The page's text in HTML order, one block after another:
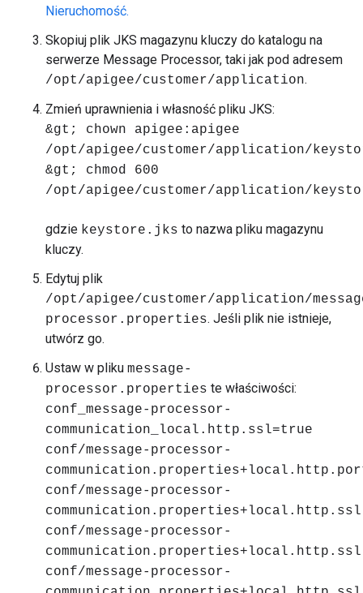
Nieruchomość.
Skopiuj plik JKS magazynu kluczy do katalogu na
serwerze Message Processor, taki jak pod adresem
/opt/apigee/customer/application.
Zmień uprawnienia i własność pliku JKS:
&gt; chown apigee:apigee
/opt/apigee/customer/application/
&gt; chmod 600
/opt/apigee/customer/application/
gdzie keystore.jks to nazwa pliku magazynu
kluczy.
Edytuj plik
/opt/apigee/customer/application/
processor.properties. Jeśli plik nie istnieje,
utwórz go.
Ustaw w pliku message-
processor.properties te właściwości:
conf_message-processor-
communication_local.http.ssl=true
conf/message-processor-
conf/message-processor-
conf/message-processor-
conf/message-processor-